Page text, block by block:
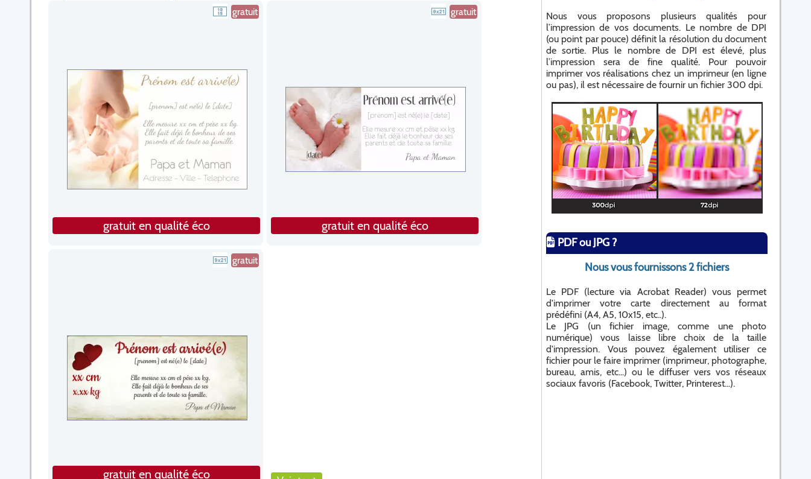
gratuit
gratuit en qualité éco
gratuit
gratuit en qualité éco
gratuit
gratuit en qualité éco
Nous vous proposons plusieurs qualités pour
l’impression de vos documents. Le nombre de DPI
(ou point par pouce) définit la résolution du document
de sortie. Plus le nombre de DPI est élevé, plus
l’impression sera de fine qualité. Pour pouvoir
imprimer vos réalisations chez un imprimeur (en ligne
ou pas), il est nécessaire de fournir un fichier 300 dpi.
PDF ou JPG ?
Nous vous fournissons 2 fichiers
Le PDF (lecture via Acrobat Reader) vous permet
d'imprimer votre carte directement au format
prédéfini (A4, A5, 10x15, etc..).
Le JPG (un fichier image, comme une photo
numérique) vous laisse libre choix de la taille
d'impression. Vous pouvez également utiliser ce
fichier pour le faire imprimer (imprimeur, photographe,
bureau, amis, etc...) ou le diffuser vers vos réseaux
sociaux favoris (Facebook, Twitter, Printerest...).